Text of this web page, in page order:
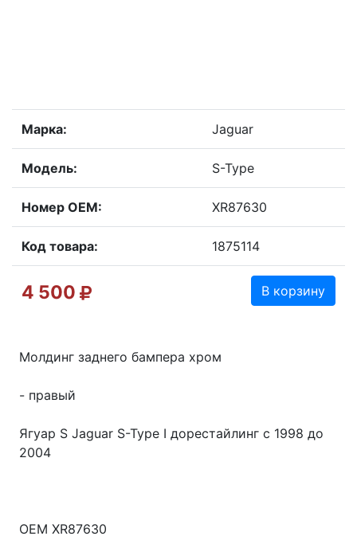
Марка: Jaguar
Модель: S-Type
Номер OEM: XR87630
Код товара: 1875114
4 500 В корзину
Молдинг заднего бампера хром
- правый
Ягуар S Jaguar S-Type I дорестайлинг с 1998 до
2004
OEM XR87630